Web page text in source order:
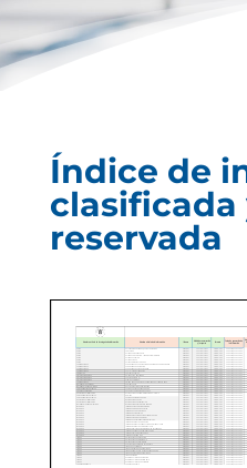
Índice de
clasificada
reservada